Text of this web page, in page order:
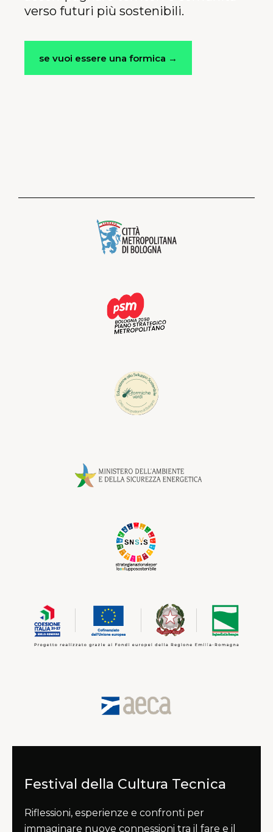
verso futuri più sostenibili.
se vuoi essere una formica →
Festival della Cultura Tecnica
Riflessioni, esperienze e confronti per
immaginare nuove connessioni tra il fare e il